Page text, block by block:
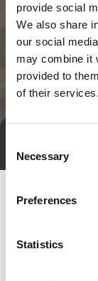
provide social
We also share
our social
may combine it
provided to
of their services.
Selection
Necessary
Preferences
Statistics